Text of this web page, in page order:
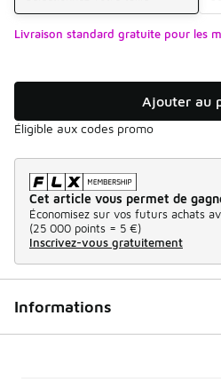
Livraison standard gratuite pour les
Ajouter au
Éligible aux codes promo
Cet article vous permet de
Économisez sur vos futurs achats
(25 000 points = 5 €)
Inscrivez-vous gratuitement
Informations